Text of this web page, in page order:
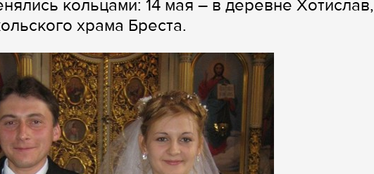
кольцами: 14 мая – в деревне Хотислав,
храма Бреста.